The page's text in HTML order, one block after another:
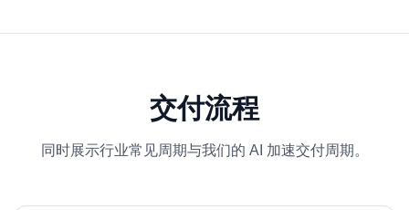
交付流程
同时展示行业常见周期与我们的 AI 加速交付周期。